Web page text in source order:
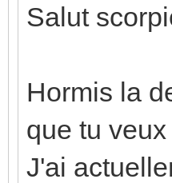
Salut
Hormis la
que tu
J'ai